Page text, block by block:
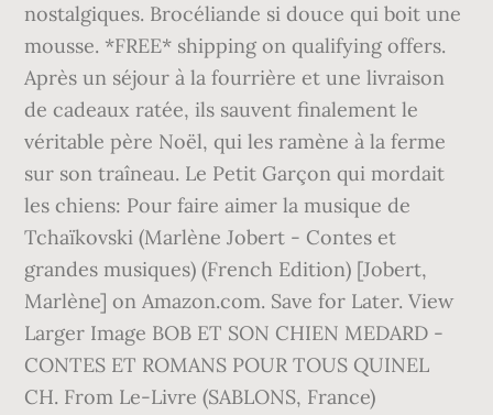
nostalgiques. Brocéliande si douce qui boit une
mousse. *FREE* shipping on qualifying offers.
Après un séjour à la fourrière et une livraison
de cadeaux ratée, ils sauvent finalement le
véritable père Noël, qui les ramène à la ferme
sur son traîneau. Le Petit Garçon qui mordait
les chiens: Pour faire aimer la musique de
Tchaïkovski (Marlène Jobert - Contes et
grandes musiques) (French Edition) [Jobert,
Marlène] on Amazon.com. Save for Later. View
Larger Image BOB ET SON CHIEN MEDARD -
CONTES ET ROMANS POUR TOUS QUINEL
CH. From Le-Livre (SABLONS, France)